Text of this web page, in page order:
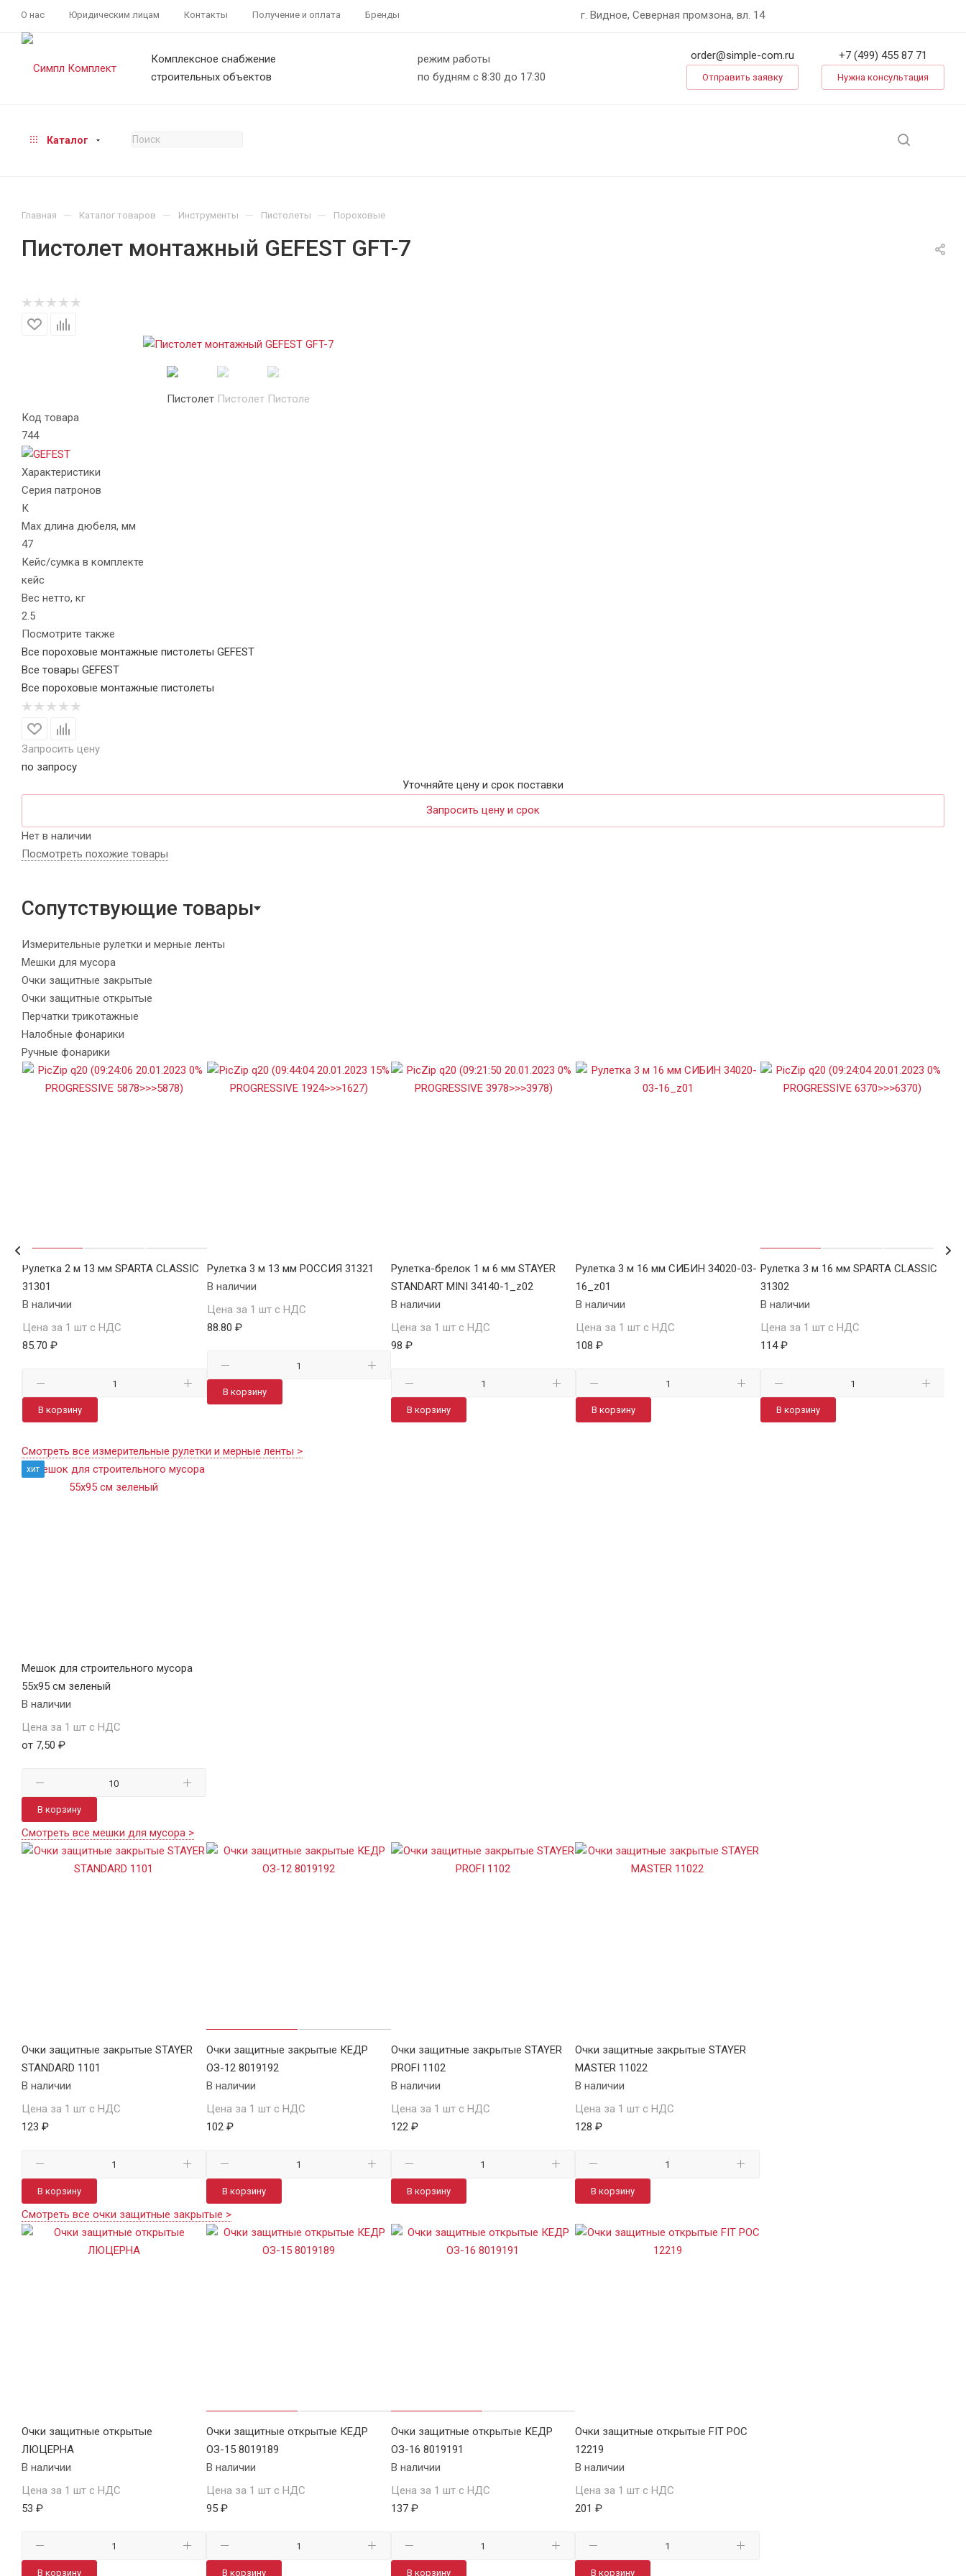
О нас Юридическим лицам Контакты Получение и оплата Бренды г. Видное, Северная промзона, вл. 14
Комплексное снабжение
строительных объектов
режим работы
по будням с 8:30 до 17:30
order@simple-com.ru
Отправить заявку
+7 (499) 455 87 71
Нужна консультация
Каталог
Главная — Каталог товаров — Инструменты — Пистолеты — Пороховые
Пистолет монтажный GEFEST GFT-7
Код товара
744
Характеристики
Серия патронов
К
Max длина дюбеля, мм
47
Кейс/сумка в комплекте
кейс
Вес нетто, кг
2.5
Посмотрите также
Все пороховые монтажные пистолеты GEFEST
Все товары GEFEST
Все пороховые монтажные пистолеты
Запросить цену
по запросу
Уточняйте цену и срок поставки
Запросить цену и срок
Нет в наличии
Посмотреть похожие товары
Сопутствующие товары
Измерительные рулетки и мерные ленты
Мешки для мусора
Очки защитные закрытые
Очки защитные открытые
Перчатки трикотажные
Налобные фонарики
Ручные фонарики
Рулетка 2 м 13 мм SPARTA CLASSIC
31301
В наличии
Цена за 1 шт с НДС
85.70 ₽
В корзину
Рулетка 3 м 13 мм РОССИЯ 31321
В наличии
Цена за 1 шт с НДС
88.80 ₽
В корзину
Рулетка-брелок 1 м 6 мм STAYER
STANDART MINI 34140-1_z02
В наличии
Цена за 1 шт с НДС
98 ₽
В корзину
Рулетка 3 м 16 мм СИБИН 34020-03-
16_z01
В наличии
Цена за 1 шт с НДС
108 ₽
В корзину
Рулетка 3 м 16 мм SPARTA CLASSIC
31302
В наличии
Цена за 1 шт с НДС
114 ₽
В корзину
Смотреть все измерительные рулетки и мерные ленты >
хит
Мешок для строительного мусора
55х95 см зеленый
В наличии
Цена за 1 шт с НДС
от 7,50 ₽
В корзину
Смотреть все мешки для мусора >
Очки защитные закрытые STAYER
STANDARD 1101
В наличии
Цена за 1 шт с НДС
123 ₽
В корзину
Очки защитные закрытые КЕДР
ОЗ-12 8019192
В наличии
Цена за 1 шт с НДС
102 ₽
В корзину
Очки защитные закрытые STAYER
PROFI 1102
В наличии
Цена за 1 шт с НДС
122 ₽
В корзину
Очки защитные закрытые STAYER
MASTER 11022
В наличии
Цена за 1 шт с НДС
128 ₽
В корзину
Смотреть все очки защитные закрытые >
Очки защитные открытые
ЛЮЦЕРНА
В наличии
Цена за 1 шт с НДС
53 ₽
В корзину
Очки защитные открытые КЕДР
ОЗ-15 8019189
В наличии
Цена за 1 шт с НДС
95 ₽
В корзину
Очки защитные открытые КЕДР
ОЗ-16 8019191
В наличии
Цена за 1 шт с НДС
137 ₽
В корзину
Очки защитные открытые FIT РОС
12219
В наличии
Цена за 1 шт с НДС
201 ₽
В корзину